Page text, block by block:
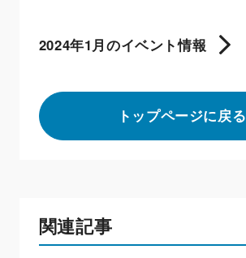
トップページに戻る
2024年1月のイベント情報
関連記事